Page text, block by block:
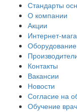
Стандарты
О компании
Акции
Интернет-
Оборудование
Контакты
Вакансии
Новости
Согласие на
Обучение